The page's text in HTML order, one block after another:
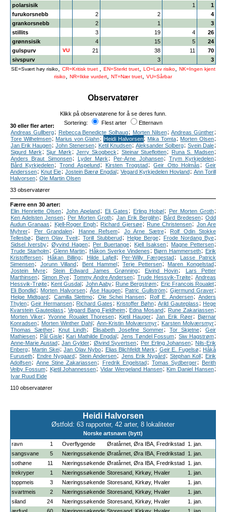
polarsisik
1
1
furukorsnebb
2 2
4
grankorsnebb
2 1
3
stillits
3 19 4
26
grønnsisik
4 15 5
24
gulspurv
VU 21 38 11
70
sivspurv
3 3
SE=Svært høy risiko, CR=Kritisk truet , EN=Sterkt truet, LO=Lav risiko, NK=Ingen kjent
risiko, NR=Ikke vurdert, NT=Nær truet, VU=Sårbar
Observatører
Klikk på observatørene for å se deres funn.
Sortering:
Flest arter Etternavn
30 eller fler arter:
Andreas Gullberg; Rebecca Benedicte Solhaug; Morten Nilsen ; Andreas Günther;
Tore Wilhelmsen; Marius von Glahn; Heidi Halvorsen; Mika Tomta; Morten Olsen;
Jan Erik Haugen; John Stenersen; Ketil Knudsen; Aleksander Solberg; Svein Dale;
Sigurd Mørk ; Sjur Mørk ; Jerry Skogbeck ; Steinar Stueflotten; Runa S. Madsen;
Anders Braut Simonsen ; Lyder Mørk ; Per-Arne Johansen ; Trym Kyrkjedelen;
Bård Kyrkjedelen; Trond Aspelund; Kirsten Trogstad; Geir Otto Holmås ; Geir
Anderssen; Knut Eie; Jostein Bærø Engdal; Vegard Kyrkjedelen Hovland; Ann Torill
Halvorsen; Ole Martin Olsen
33 observatører
Færre enn 30 arter:
Elin Henriette Olsen; John Apeland ; Eli Gates ; Erling Hobøl ; Per Morten Groth;
Ken Adelsten Jensen; Per Morten Groth; Jan Erik Berglihn; Bård Bredesen; Odd
Audun Granaas ; Kjell-Roger Engh; Richard Gjersøe; Rune Christensen; Jon Are
Myhrer; Per Grandalen; Hanne Refsem; Jo Arne Sætre ;
Rolf Odin Stokke
Tellesbø ; Bjørn Olav Tveit; Torill Stubberud ; Helge Berge; Frode Nordang Bye;
Sidsel Iversby; Øyvind Hagen; Per Buertange; Kjell Isaksen; Magne Pettersen;
Trude Starholm; Glenn Martin; Håkon Sverke Vindenes ; Bjørn Hammerseth; Eirik
Kristoffersen; Håkan Billing; Hilde Lafjell ; Per-Willy Færgestad;
Lasse Patrick
Simensen; Jorunn Villand; Bent Hammel ; Terje Pettersen; Maren Kongelstad;
Jostein Myre; Stein Edward James Grønning; Eivind Hovin;
Lars Petter
Marthinsen; Simon Rye; Tommy Andre Andersen; Trude Hessvik-Trøite; Andreas
Hessvik-Trøite; Kent Gusdal; John Aaby; Rune Bergstrøm; Eric Francois Roualet;
Eli Bondlid; Morten Halvorsen; Åse Haugen; Patric Gullström; Gjermund Graver;
Helge Midtgard; Camilla Slettmo; Ole Schei Hansen; Rolf E. Andersen; Anders
Thylen; Geir Hermansen; Richard Gates ; Kristoffer Bøhn; Arild Gauteplass ; Hege
Kvarstein Gauteplass ; Vegard Bang Fjeldheim ; Edna Mosand; Rune Zakariassen;
Morten Viker; Yvonne Roualet Thoresen; Kjetil Hauger; Jan Erik Røer;
Bjørnar
Konradsen; Morten Winther Dahl; Ann-Kristin Molværsmyr; Karsten Molværsmyr;
Thomas Sæther; Knut Lindh; Elisabeth Josefine Sommer; Tor Skjetne; Geir
Mathiesen; Pål Gisle; Kari Mathilde Engdal ; Jens Tøndel Fossum; Siw Hagstrøm;
Anne-Marie Austad ; Jan Gylder; Øivind Syvertsen; Per Erling Johansen; Nils-Erik
Enberg; Martin Skei; Jan Olav Nybo; Elias Blichfeldt Mørk ; Geir E. Fugelsø ; Håkå
Furuseth; Endre Nygaard ; Stein Andersen; Jens Erik Nygård ; Stephan Koll ;
Eirik
Adolfsen; Anne Stine Zakariassen; Fredrik Engelstad ; Tomas Sydberger;
Berith
Veiby Fossum; Kjetil Johannessen; Vidar Wergeland Hansen; Kim Daniel Hansen;
Ivar Ruud Eide
110 observatører
Heidi Halvorsen
Østfold: 63 rapporter, 42 arter, 8 lokaliteter
Norske artsnavn (bytt)
ravn
1 Overflygende Øratårnet, Øra IBA, Fredrikstad 1. jan.
sangsvane
5 Næringssøkende Øratårnet, Øra IBA, Fredrikstad 1. jan.
sothøne
11 Næringssøkende Øratårnet, Øra IBA, Fredrikstad 1. jan.
trekryper
1 Næringssøkende Storesand, Kirkøy, Hvaler
1. jan.
toppmeis
3 Næringssøkende Storesand, Kirkøy, Hvaler
1. jan.
svartmeis
2 Næringssøkende Storesand, Kirkøy, Hvaler
1. jan.
siland
24 Næringssøkende Storesand, Kirkøy, Hvaler
1. jan.